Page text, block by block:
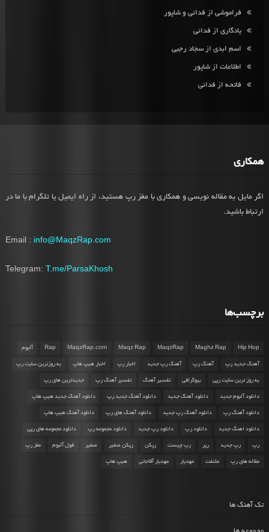
فراموشی از فدائی و شاپور
یادگاری از فدائی
اسم ابدی از سجاد رجبی
اطلاعات از شاپور
فاتحه از فدائی
همکاری
اگر مایل به مقاله نویسی و همکاری با مغز رپ هستید، از راه ایمیل یا تلگرام با ما در
ارتباط باشید.
Email : info@MaqzRap.com
Telegram: T.me/ParsaKhosh
برچسب‌ها
Hip Hop
Maghz Rap
MaqzRap
Maqz Rap
MaqzRap.com
Rap آلبوم
آهنگ جدید رپ آهنگ رپ آهنگ رپ جدید اخبار رپ اخبار هیپ هاپ به روزترین سایت رپ
به روز ترین سایت رپی بیوگرافی تفسیر آهنگ تفسیر آهنگ رپ جدیدترین های رپ
دانلود آلبوم جدید دانلود آهنگ جدید دانلود آهنگ جدید رپ دانلود آهنگ جدید هیپ هاپ
دانلود آهنگ رپ دانلود آهنگ رپ جدید دانلود آهنگ های رپ دانلود آهنگ هیپ هاپ
دانلود اهنگ جدید دانلود رپ دانلود رپ جدید دانلود مجموعه رپ دانلود مجموعه های رپی
رپ رپ جدید رپر رپ چیست رپکن رپکن صفیر صفیر فول آلبوم مغز رپ
مقاله های رپ ملتفت مهدیار مهدیار آقاجانی هیپ هاپ
تک آهنگ ها